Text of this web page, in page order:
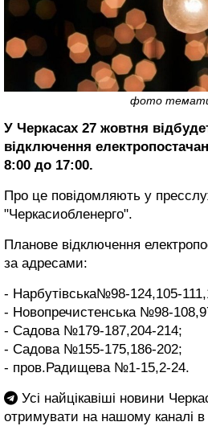
фото
У Черкасах 27 жовтня
відключення
8:00 до 17:00.
Про це повідомляють у
"Черкасиобленерго".
Планове відключення
за адресами:
- Нарбутівська№98-124,105-
- Новопречистенська №98-
- Садова №179-187,204-214;
- Садова №155-175,186-202;
- пров.Радищева №1-15,2-24.
Усі найцікавіші новини
отримувати на нашому каналі в